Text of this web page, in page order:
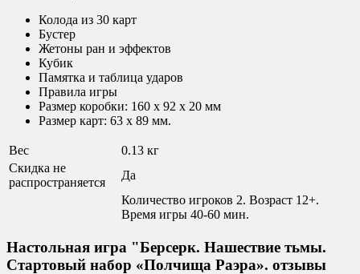
Колода из 30 карт
Бустер
Жетоны ран и эффектов
Кубик
Памятка и таблица ударов
Правила игры
Размер коробки: 160 х 92 х 20 мм
Размер карт: 63 x 89 мм.
Вес
0.13 кг
Скидка не
распространяется
Да
Количество игроков 2. Возраст 12+.
Время игры 40-60 мин.
Настольная игра "Берсерк. Нашествие тьмы.
Стартовый набор «Полчища Раэра». отзывы